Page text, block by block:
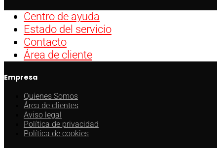
Centro de ayuda
Estado del servicio
Contacto
Área de cliente
Empresa
Quienes Somos
Área de clientes
Aviso legal
Política de privacidad
Política de cookies